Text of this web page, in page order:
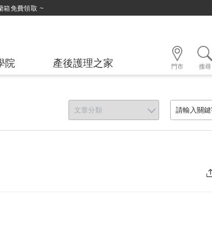
箱免費領取 ~
院 產後護理之家 門市 搜尋